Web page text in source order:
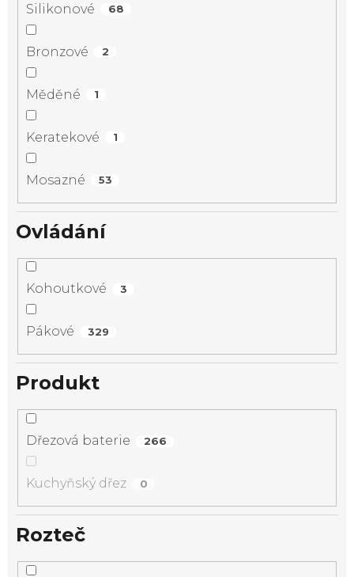
Silikonové 68
Bronzové 2
Měděné 1
Keratekové 1
Mosazné 53
Ovládání
Kohoutkové 3
Pákové 329
Produkt
Dřezová baterie 266
Kuchyňský dřez 0
Rozteč